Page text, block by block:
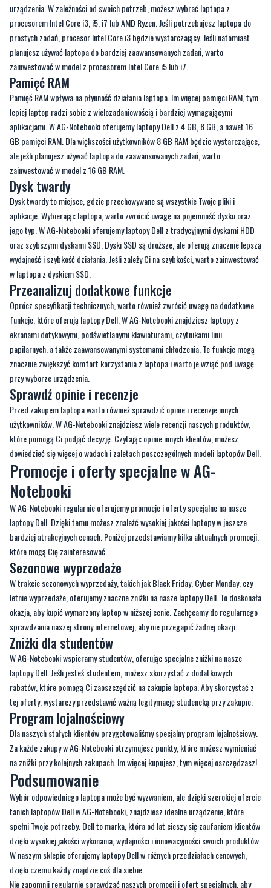
urządzenia. W zależności od swoich potrzeb, możesz wybrać laptopa z
procesorem Intel Core i3, i5, i7 lub AMD Ryzen. Jeśli potrzebujesz laptopa do
prostych zadań, procesor Intel Core i3 będzie wystarczający. Jeśli natomiast
planujesz używać laptopa do bardziej zaawansowanych zadań, warto
zainwestować w model z procesorem Intel Core i5 lub i7.
Pamięć RAM
Pamięć RAM wpływa na płynność działania laptopa. Im więcej pamięci RAM, tym
lepiej laptop radzi sobie z wielozadaniowością i bardziej wymagającymi
aplikacjami. W AG-Notebooki oferujemy laptopy Dell z 4 GB, 8 GB, a nawet 16
GB pamięci RAM. Dla większości użytkowników 8 GB RAM będzie wystarczające,
ale jeśli planujesz używać laptopa do zaawansowanych zadań, warto
zainwestować w model z 16 GB RAM.
Dysk twardy
Dysk twardy to miejsce, gdzie przechowywane są wszystkie Twoje pliki i
aplikacje. Wybierając laptopa, warto zwrócić uwagę na pojemność dysku oraz
jego typ. W AG-Notebooki oferujemy laptopy Dell z tradycyjnymi dyskami HDD
oraz szybszymi dyskami SSD. Dyski SSD są droższe, ale oferują znacznie lepszą
wydajność i szybkość działania. Jeśli zależy Ci na szybkości, warto zainwestować
w laptopa z dyskiem SSD.
Przeanalizuj dodatkowe funkcje
Oprócz specyfikacji technicznych, warto również zwrócić uwagę na dodatkowe
funkcje, które oferują laptopy Dell. W AG-Notebooki znajdziesz laptopy z
ekranami dotykowymi, podświetlanymi klawiaturami, czytnikami linii
papilarnych, a także zaawansowanymi systemami chłodzenia. Te funkcje mogą
znacznie zwiększyć komfort korzystania z laptopa i warto je wziąć pod uwagę
przy wyborze urządzenia.
Sprawdź opinie i recenzje
Przed zakupem laptopa warto również sprawdzić opinie i recenzje innych
użytkowników. W AG-Notebooki znajdziesz wiele recenzji naszych produktów,
które pomogą Ci podjąć decyzję. Czytając opinie innych klientów, możesz
dowiedzieć się więcej o wadach i zaletach poszczególnych modeli laptopów Dell.
Promocje i oferty specjalne w AG-
Notebooki
W AG-Notebooki regularnie oferujemy promocje i oferty specjalne na nasze
laptopy Dell. Dzięki temu możesz znaleźć wysokiej jakości laptopy w jeszcze
bardziej atrakcyjnych cenach. Poniżej przedstawiamy kilka aktualnych promocji,
które mogą Cię zainteresować.
Sezonowe wyprzedaże
W trakcie sezonowych wyprzedaży, takich jak Black Friday, Cyber Monday, czy
letnie wyprzedaże, oferujemy znaczne zniżki na nasze laptopy Dell. To doskonała
okazja, aby kupić wymarzony laptop w niższej cenie. Zachęcamy do regularnego
sprawdzania naszej strony internetowej, aby nie przegapić żadnej okazji.
Zniżki dla studentów
W AG-Notebooki wspieramy studentów, oferując specjalne zniżki na nasze
laptopy Dell. Jeśli jesteś studentem, możesz skorzystać z dodatkowych
rabatów, które pomogą Ci zaoszczędzić na zakupie laptopa. Aby skorzystać z
tej oferty, wystarczy przedstawić ważną legitymację studencką przy zakupie.
Program lojalnościowy
Dla naszych stałych klientów przygotowaliśmy specjalny program lojalnościowy.
Za każde zakupy w AG-Notebooki otrzymujesz punkty, które możesz wymieniać
na zniżki przy kolejnych zakupach. Im więcej kupujesz, tym więcej oszczędzasz!
Podsumowanie
Wybór odpowiedniego laptopa może być wyzwaniem, ale dzięki szerokiej ofercie
tanich laptopów Dell w AG-Notebooki, znajdziesz idealne urządzenie, które
spełni Twoje potrzeby. Dell to marka, która od lat cieszy się zaufaniem klientów
dzięki wysokiej jakości wykonania, wydajności i innowacyjności swoich produktów.
W naszym sklepie oferujemy laptopy Dell w różnych przedziałach cenowych,
dzięki czemu każdy znajdzie coś dla siebie.
Nie zapomnij regularnie sprawdzać naszych promocji i ofert specjalnych, aby